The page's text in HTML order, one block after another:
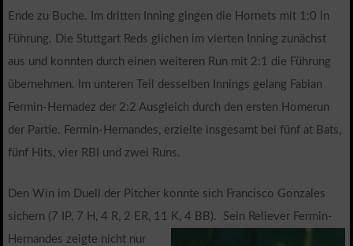
Ende zu Buche. Im dritten Inning gingen die Hornets mit 1:0 in
Führung. Die Stuttgart Reds glichen im vierten Inning zunächst
aus und konnten durch einen weiteren Run mit 2:1 die Führung
übernehmen. Im unteren Teil desselben Innings gelang Fabian
Fermin-Hernadez der 2:2 Ausgleich durch den ersten Homerun
der Partie. Fermin-Hernandes, erzielte insgesamt bei fünf at Bats,
fünf Hits, vier RBI und zwei Runs.
Den Win im Duell der Pitcher konnte sich Francisco Gonzales
sichern (7 IP, 7 H, 4 R, 2 ER, 11 K, 4 BB). Sein Reliever Fermin-
Hernandes zeigte nicht nur